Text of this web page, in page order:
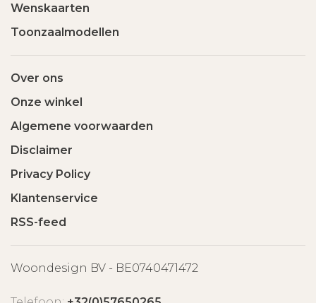
Wenskaarten
Toonzaalmodellen
Over ons
Onze winkel
Algemene voorwaarden
Disclaimer
Privacy Policy
Klantenservice
RSS-feed
Woondesign BV - BE0740471472